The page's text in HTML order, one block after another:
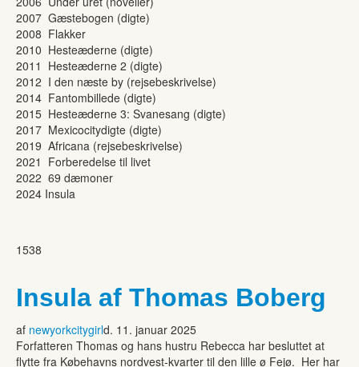
2007 Gæstebogen (digte)
2008 Flakker
2010 Hesteæderne (digte)
2011 Hesteæderne 2 (digte)
2012 I den næste by (rejsebeskrivelse)
2014 Fantombillede (digte)
2015 Hesteæderne 3: Svanesang (digte)
2017 Mexicocitydigte (digte)
2019 Africana (rejsebeskrivelse)
2021 Forberedelse til livet
2022 69 dæmoner
2024 Insula
1538
Insula af Thomas Boberg
af newyorkcitygirld. 11. januar 2025
Forfatteren Thomas og hans hustru Rebecca har besluttet at
flytte fra Købehavns nordvest-kvarter til den lille ø Fejø. Her har